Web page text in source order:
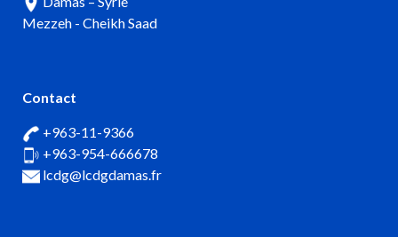
Mezzeh - Cheikh Saad
Contact
+963-11-9366
+963-954-666678
lcdg@lcdgdamas.fr